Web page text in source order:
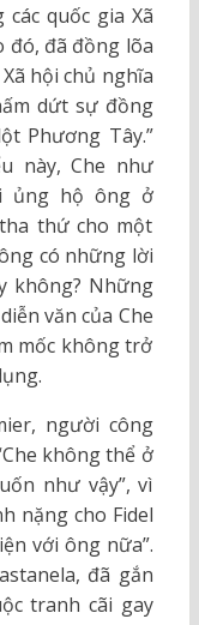
quốc gia Xã
đó, đã đồng lõa
hội chủ nghĩa
dứt sự đồng
Phương Tây.”
này, Che như
ủng hộ ông ở
thứ cho một
có những lời
không? Những
văn của Che
mốc không trở
người công
không thể ở
như vậy”, vì
nặng cho Fidel
với ông nữa”.
đã gắn
tranh cãi gay